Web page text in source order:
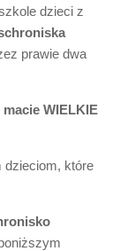
dzieci z
prawie dwa
WIELKIE
dzieciom, które